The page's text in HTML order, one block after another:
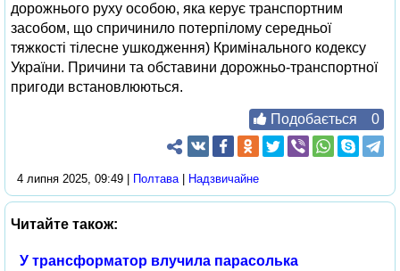
дорожнього руху особою, яка керує транспортним
засобом, що спричинило потерпілому середньої
тяжкості тілесне ушкодження) Кримінального кодексу
України. Причини та обставини дорожньо-транспортної
пригоди встановлюються.
Подобається 0
4 липня 2025, 09:49 | Полтава| Надзвичайне
Читайте також:
У трансформатор влучила парасолька